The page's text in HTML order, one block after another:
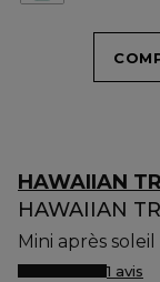
HAWAIIAN
HAWAIIAN
Mini après
1 avis